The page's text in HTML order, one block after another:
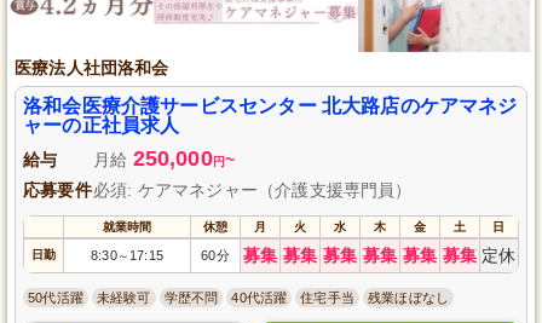
医療法人社団洛和会
洛和会医療介護サービスセンター 北大路店のケアマネジ
ャーの正社員求人
給与 月給 250,000円~
応募要件必須: ケアマネジャー（介護支援専門員）
就業時間 休憩 月 火 水 木 金 土 日
日勤 8:30～ 17:15 60分 募集 募集 募集 募集 募集 募集 定休
50代活躍 未経験可 学歴不問 40代活躍 住宅手当 残業ほぼなし